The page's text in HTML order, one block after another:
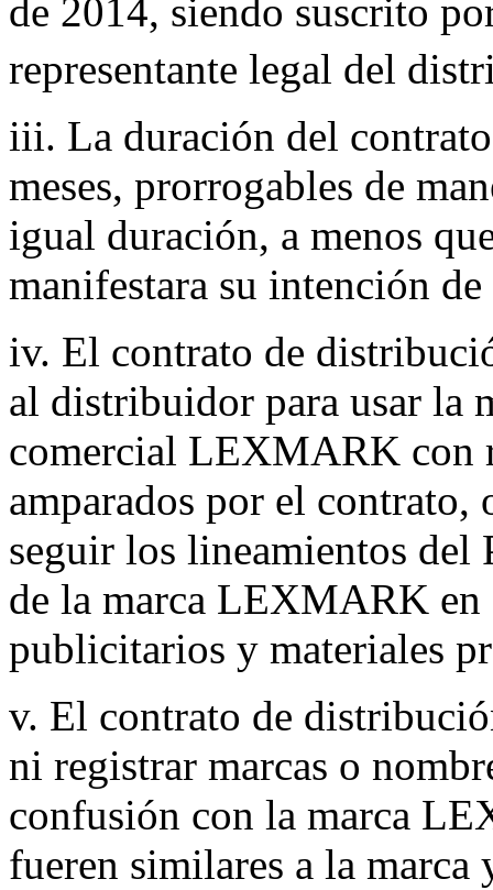
de 2014, siendo suscrito
representante legal del
iii. La duración del
meses, prorrogables de
igual duración, a menos
manifestara su intención
iv. El contrato de
al distribuidor para usar la
comercial LEXMARK con
amparados por el
seguir los lineamientos del
de la marca LEXMARK en
publicitarios y materiales
v. El contrato de
ni registrar marcas o
confusión con la marca
fueren similares a la